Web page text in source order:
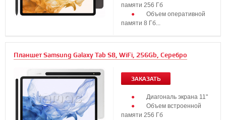
памяти 256 Гб
Объем оперативной
памяти 8 Гб...
Планшет Samsung Galaxy Tab S8, WiFi, 256Gb, Серебро
ЗАКАЗАТЬ
Диагональ экрана 11"
Объем встроенной
памяти 256 Гб